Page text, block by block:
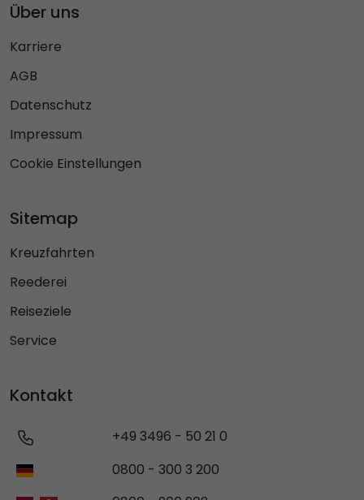
Über uns
Karriere
AGB
Datenschutz
Impressum
Cookie Einstellungen
Sitemap
Kreuzfahrten
Reederei
Reiseziele
Service
Kontakt
+49 3496 - 50 21 0
0800 - 300 3 200